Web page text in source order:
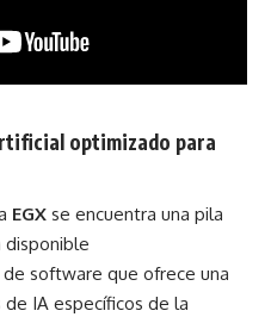
optimizado para
EGX se encuentra una pila
software que ofrece una
IA específicos de la